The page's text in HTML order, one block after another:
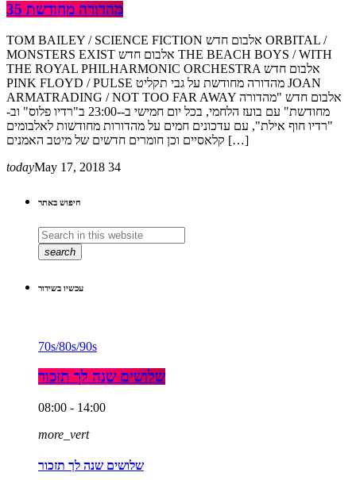
מהדורה מחודשת 35
TOM BAILEY / SCIENCE FICTION אלבום חדש ORBITAL /
MONSTERS EXIST אלבום חדש THE BEACH BOYS / WITH
THE ROYAL PHILHARMONIC ORCHESTRA אלבום חדש
PINK FLOYD / PULSE מהדורה מחודשת על גבי תקליט JOAN
ARMATRADING / NOT TOO FAR AWAY אלבום חדש "מהדורה
מחודשת" עם בועז הלחמי, בכל יום חמישי ב--23:00 ב"רדיו פלוס" וב-
"רדיו חוף אילת", עם עדכונים חמים על מהדורות מחודשות לאלבומים
קלאסיים וכן חומרים חדשים של מיטב האמנים […]
todayMay 17, 2018 34
חיפוש באתר
search
עכשיו בשידור
70s/80s/90s
שלושים שנה לך תזכור
08:00 - 14:00
more_vert
שלושים שנה לך תזכור